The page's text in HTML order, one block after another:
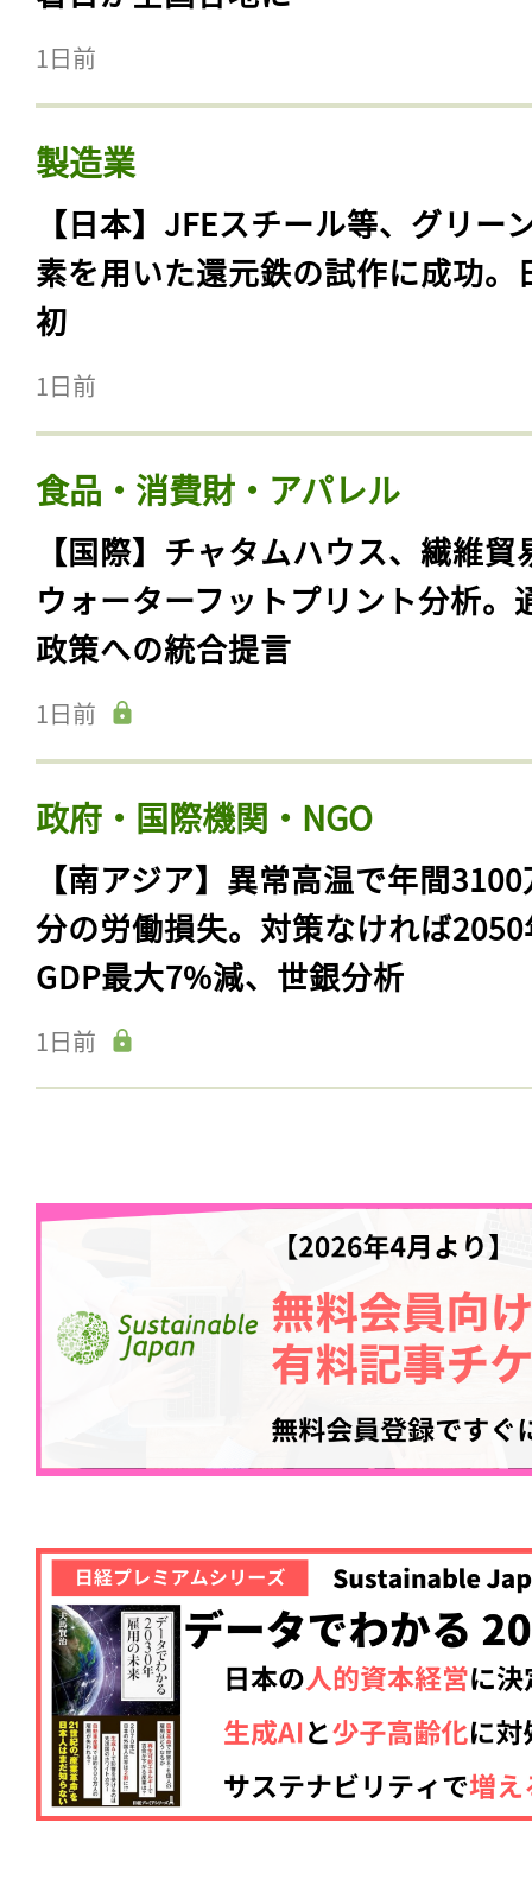
1日前
製造業
【日本】JFEスチール等、グリー
素を用いた還元鉄の試作に成功。
初
1日前
食品・消費財・アパレル
【国際】チャタムハウス、繊維貿
ウォーターフットプリント分析。
政策への統合提言
1日前
政府・国際機関・NGO
【南アジア】異常高温で年間
分の労働損失。対策なければ
GDP最大7%減、世銀分析
1日前